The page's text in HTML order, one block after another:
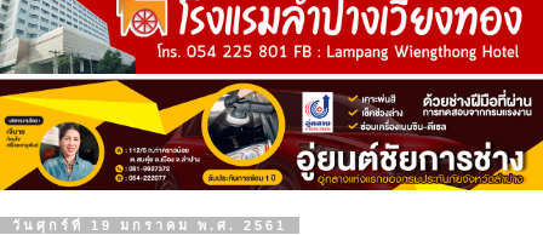
วันศุกร์ที่ 19 มกราคม พ.ศ. 2561